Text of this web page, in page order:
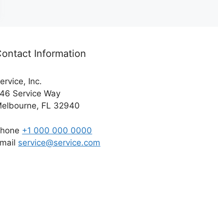
Information
Inc.
Service Way
FL 32940
+1 000 000 0000
service@service.com